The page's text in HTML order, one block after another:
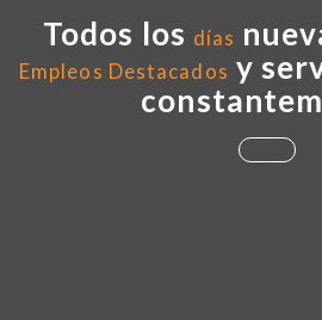
Todos los días
Empleos Destacados y